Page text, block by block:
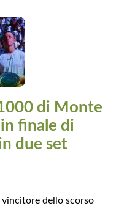
di Monte
finale di
due set
vincitore dello scorso